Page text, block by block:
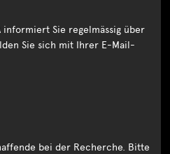
informiert Sie regelmässig über
Sie sich mit Ihrer E-Mail-
bei der Recherche. Bitte